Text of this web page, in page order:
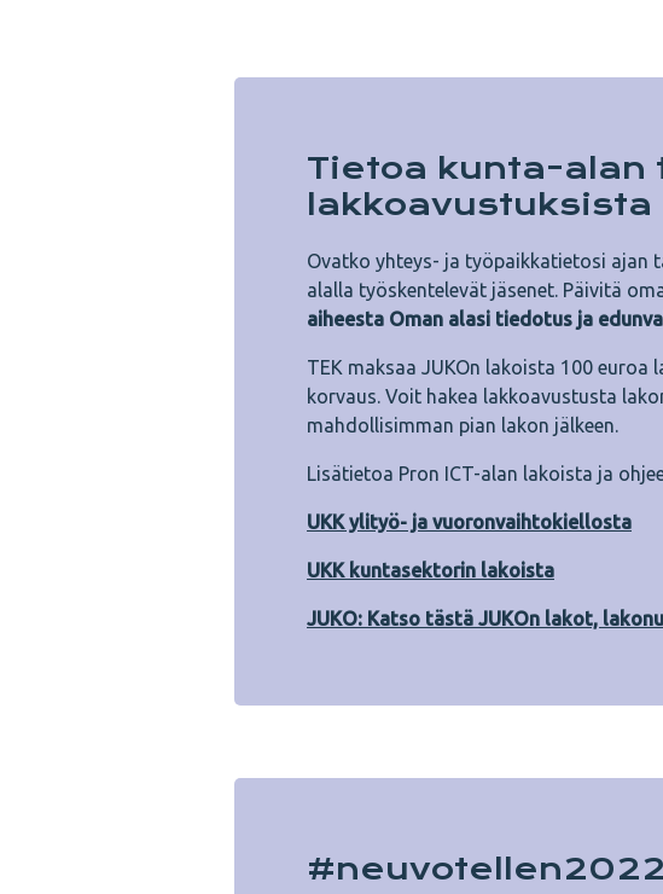
Tietoa kunta-alan
lakkoavustuksista
Ovatko yhteys- ja työpaikkatietosi ajan
alalla työskentelevät jäsenet. Päivitä
aiheesta Oman alasi tiedotus ja
TEK maksaa JUKOn lakoista 100
korvaus. Voit hakea lakkoavustusta
mahdollisimman pian lakon jälkeen.
Lisätietoa Pron ICT-alan lakoista ja
UKK ylityö- ja vuoronvaihtokiellosta
UKK kuntasektorin lakoista
JUKO: Katso tästä JUKOn lakot,